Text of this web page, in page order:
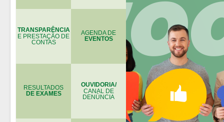
TRANSPARÊNCIA
E PRESTAÇÃO DE
CONTAS
AGENDA DE
EVENTOS
RESULTADOS
DE EXAMES
OUVIDORIA/
CANAL DE
DENÚNCIA